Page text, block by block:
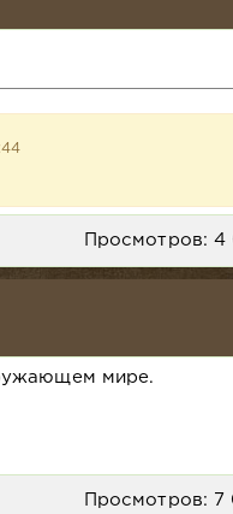
Просмотров: 4
мире.
Просмотров: 7